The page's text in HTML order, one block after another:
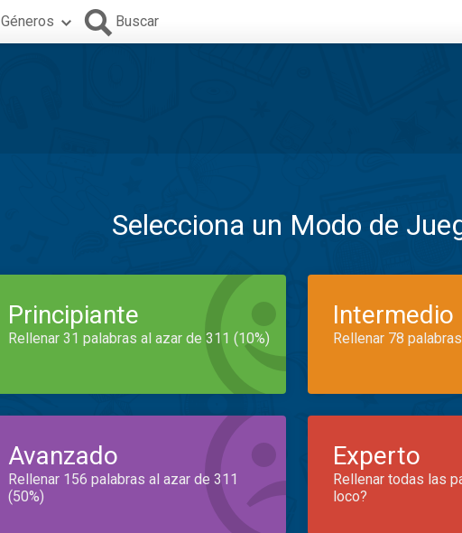
Géneros Buscar
Selecciona un Modo de
Principiante
Rellenar 31 palabras al azar de 311 (10%)
Intermedio
Rellenar 78
Avanzado
Rellenar 156 palabras al azar de 311
(50%)
Experto
Rellenar todas las
loco?